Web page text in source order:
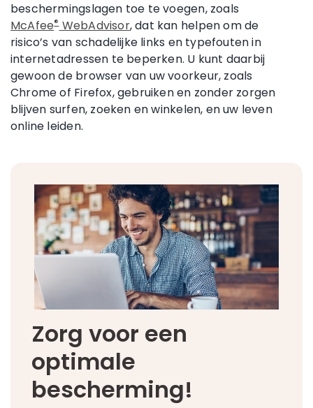
beschermingslagen toe te voegen, zoals
McAfee®WebAdvisor, dat kan helpen om de
risico’s van schadelijke links en typefouten in
internetadressen te beperken. U kunt daarbij
gewoon de browser van uw voorkeur, zoals
Chrome of Firefox, gebruiken en zonder zorgen
blijven surfen, zoeken en winkelen, en uw leven
online leiden.
Zorg voor een
optimale
bescherming!